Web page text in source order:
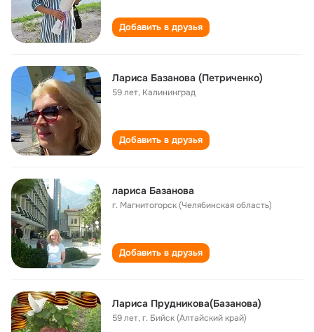
Добавить в друзья
Лариса Базанова (Петриченко)
59 лет, Калининград
Добавить в друзья
лариса Базанова
г. Магнитогорск (Челябинская область)
Добавить в друзья
Лариса Прудникова(Базанова)
59 лет,г. Бийск (Алтайский край)